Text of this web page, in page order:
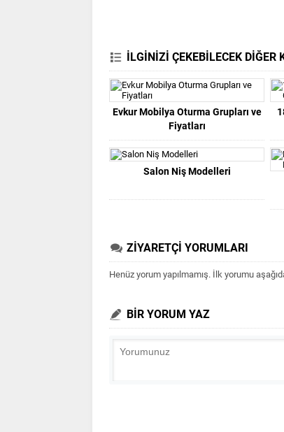
İLGİNİZİ ÇEKEBİLECEK DİĞER
Evkur Mobilya Oturma Grupları ve
Fiyatları
Salon Niş Modelleri
ZİYARETÇİ YORUMLARI
Henüz yorum yapılmamış. İlk yorumu
BİR YORUM YAZ